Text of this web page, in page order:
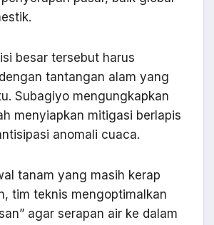
besar tersebut harus
tantangan alam yang
Subagiyo mengungkapkan
menyiapkan mitigasi berlapis
anomali cuaca.
tanam yang masih kerap
tim teknis mengoptimalkan
agar serapan air ke dalam